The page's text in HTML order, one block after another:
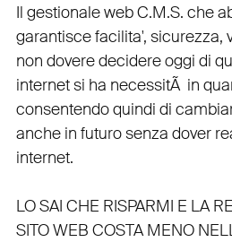
Il gestionale web C.M.S. che
garantiscefacilita', sicurezza,
non dovere decidere oggi di
internet si ha necessitÃ in
consentendo quindi di
anche in futuro senza dover
internet.
LO SAI CHE RISPARMI E LA
SITO WEB COSTA MENO